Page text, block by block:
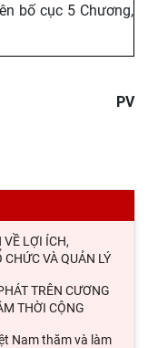
bố cục 5 Chương,
PV
LỢI ÍCH,
CHỨC VÀ QUẢN LÝ
TRÊN CƯƠNG
THỜI CỘNG
Nam thăm và làm